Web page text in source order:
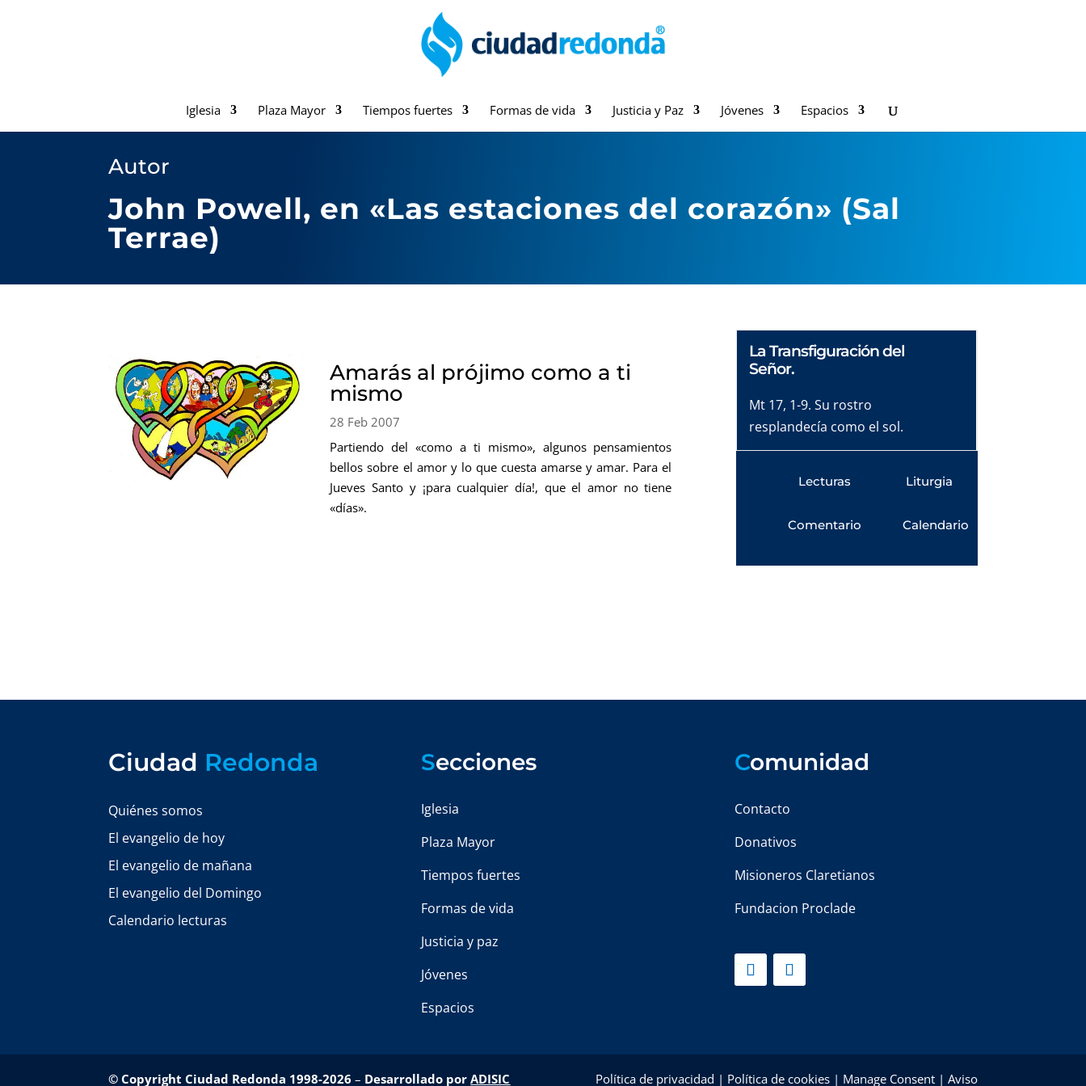
Iglesia Plaza Mayor Tiempos fuertes Formas de vida Justicia y Paz Jóvenes Espacios
Autor
John Powell, en «Las estaciones del corazón» (Sal
Terrae)
Amarás al prójimo como a ti
mismo
28 Feb 2007
Partiendo del «como a ti mismo», algunos pensamientos
bellos sobre el amor y lo que cuesta amarse y amar. Para el
Jueves Santo y ¡para cualquier día!, que el amor no tiene
«días».
La Transfiguración del
Señor.
Mt 17, 1-9. Su rostro
resplandecía como el sol.
Lecturas
Comentario
Liturgia
Calendario
Ciudad Redonda
Quiénes somos
El evangelio de hoy
El evangelio de mañana
El evangelio del Domingo
Calendario lecturas
Secciones
Iglesia
Plaza Mayor
Tiempos fuertes
Formas de vida
Justicia y paz
Jóvenes
Espacios
Comunidad
Contacto
Donativos
Misioneros Claretianos
Fundacion Proclade
© Copyright Ciudad Redonda 1998-2026 – Desarrollado porADISIC Política de privacidad | Política de cookies| Manage Consent| Aviso